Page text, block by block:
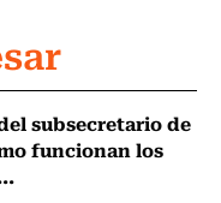
subsecretario de
funcionan los